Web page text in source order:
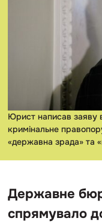
Юрист написав заяву
кримінальне
«державна зрада» та
Державне
спрямувало